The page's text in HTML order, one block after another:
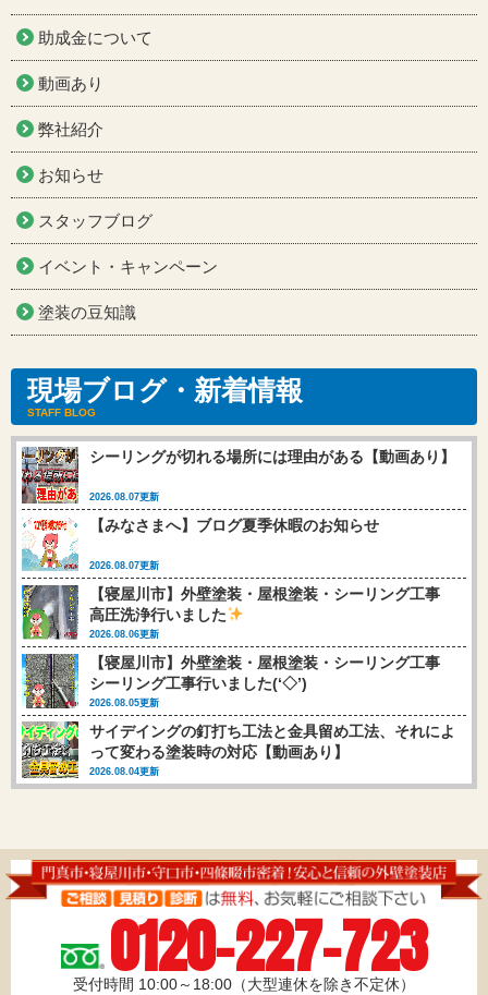
助成金について
動画あり
弊社紹介
お知らせ
スタッフブログ
イベント・キャンペーン
塗装の豆知識
現場ブログ・新着情報
STAFF BLOG
シーリングが切れる場所には理由がある【動画あり】
2026.08.07更新
【みなさまへ】ブログ夏季休暇のお知らせ
2026.08.07更新
【寝屋川市】外壁塗装・屋根塗装・シーリング工事
高圧洗浄行いました
2026.08.06更新
【寝屋川市】外壁塗装・屋根塗装・シーリング工事
シーリング工事行いました(‘◇’)ゞ
2026.08.05更新
サイデイングの釘打ち工法と金具留め工法、それによ
って変わる塗装時の対応【動画あり】
2026.08.04更新
0120-227-723
受付時間 10:00～18:00（大型連休を除き不定休）